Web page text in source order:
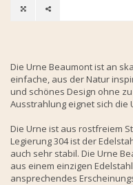
Die Urne Beaumont ist an
einfache, aus der Natur
und schönes Design ohne
Ausstrahlung eignet sich die
Die Urne ist aus rostfreiem
Legierung 304 ist der
auch sehr stabil. Die Urne
aus einem einzigen
ansprechendes